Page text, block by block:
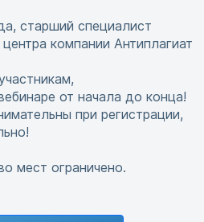
старший специалист
компании Антиплагиат
от начала до конца!
при регистрации,
мест ограничено.